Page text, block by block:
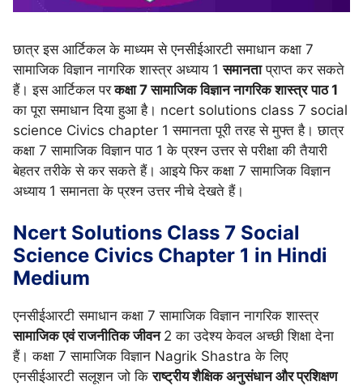
छात्र इस आर्टिकल के माध्यम से एनसीईआरटी समाधान कक्षा 7
सामाजिक विज्ञान नागरिक शास्त्र अध्याय 1समानताप्राप्त कर सकते
हैं। इस आर्टिकल परकक्षा 7 सामाजिक विज्ञान नागरिक शास्त्र पाठ 1
का पूरा समाधान दिया हुआ है। ncert solutions class 7 social
science Civics chapter 1 समानता पूरी तरह से मुफ्त है। छात्र
कक्षा 7 सामाजिक विज्ञान पाठ 1 के प्रश्न उत्तर से परीक्षा की तैयारी
बेहतर तरीके से कर सकते हैं। आइये फिर कक्षा 7 सामाजिक विज्ञान
अध्याय 1 समानता के प्रश्न उत्तर नीचे देखते हैं।
Ncert Solutions Class 7 Social
Science Civics Chapter 1 in Hindi
Medium
एनसीईआरटी समाधान कक्षा 7 सामाजिक विज्ञान नागरिक शास्त्र
सामाजिक एवं राजनीतिक जीवन 2 का उदेश्य केवल अच्छी शिक्षा देना
हैं। कक्षा 7 सामाजिक विज्ञान Nagrik Shastra के लिए
एनसीईआरटी सलूशन जो किराष्ट्रीय शैक्षिक अनुसंधान और प्रशिक्षण